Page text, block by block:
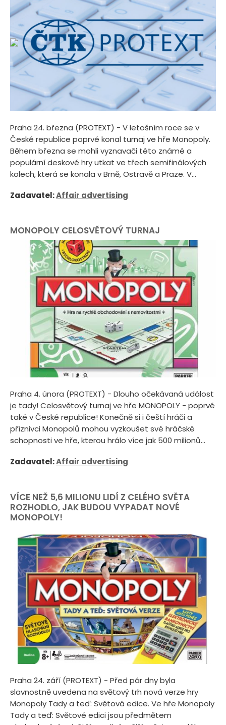
Praha 24. března (PROTEXT) - V letošním roce se v
České republice poprvé konal turnaj ve hře Monopoly.
Během března se mohli vyznavači této známé a
populární deskové hry utkat ve třech semifinálových
kolech, která se konala v Brně, Ostravě a Praze. V...
Zadavatel:Affair advertising
MONOPOLY CELOSVĚTOVÝ TURNAJ
Praha 4. února (PROTEXT) - Dlouho očekávaná událost
je tady! Celosvětový turnaj ve hře MONOPOLY - poprvé
také v České republice! Konečně si i čeští hráči a
příznivci Monopolů mohou vyzkoušet své hráčské
schopnosti ve hře, kterou hrálo více jak 500 milionů...
Zadavatel:Affair advertising
VÍCE NEŽ 5,6 MILIONU LIDÍ Z CELÉHO SVĚTA
ROZHODLO, JAK BUDOU VYPADAT NOVÉ
MONOPOLY!
Praha 24. září (PROTEXT) - Před pár dny byla
slavnostně uvedena na světový trh nová verze hry
Monopoly Tady a teď: Světová edice. Ve hře Monopoly
Tady a teď: Světové edici jsou předmětem